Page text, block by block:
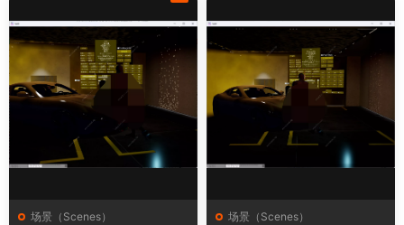
场景（Scenes） 场景（Scenes）